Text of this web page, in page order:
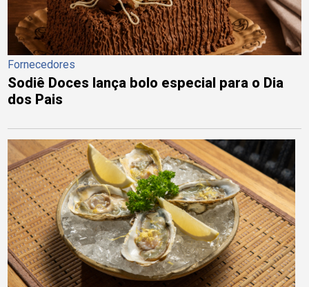
Fornecedores
Sodiê Doces lança bolo especial para o Dia
dos Pais